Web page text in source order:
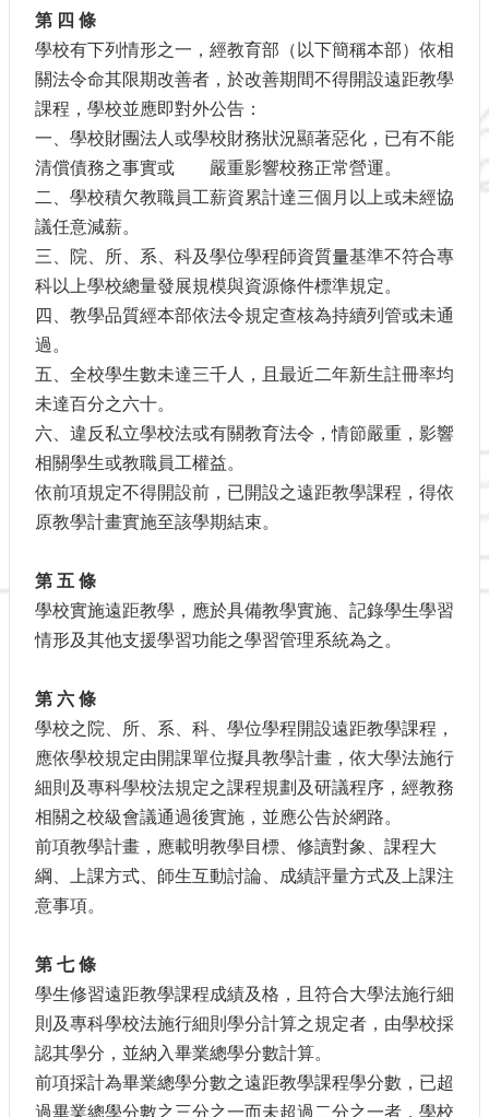
第 四 條
學校有下列情形之一，經教育部（以下簡稱本部）依相
關法令命其限期改善者，於改善期間不得開設遠距教學
課程，學校並應即對外公告：
一、學校財團法人或學校財務狀況顯著惡化，已有不能
清償債務之事實或 嚴重影響校務正常營運。
二、學校積欠教職員工薪資累計達三個月以上或未經協
議任意減薪。
三、院、所、系、科及學位學程師資質量基準不符合專
科以上學校總量發展規模與資源條件標準規定。
四、教學品質經本部依法令規定查核為持續列管或未通
過。
五、全校學生數未達三千人，且最近二年新生註冊率均
未達百分之六十。
六、違反私立學校法或有關教育法令，情節嚴重，影響
相關學生或教職員工權益。
依前項規定不得開設前，已開設之遠距教學課程，得依
原教學計畫實施至該學期結束。
第 五 條
學校實施遠距教學，應於具備教學實施、記錄學生學習
情形及其他支援學習功能之學習管理系統為之。
第 六 條
學校之院、所、系、科、學位學程開設遠距教學課程，
應依學校規定由開課單位擬具教學計畫，依大學法施行
細則及專科學校法規定之課程規劃及研議程序，經教務
相關之校級會議通過後實施，並應公告於網路。
前項教學計畫，應載明教學目標、修讀對象、課程大
綱、上課方式、師生互動討論、成績評量方式及上課注
意事項。
第 七 條
學生修習遠距教學課程成績及格，且符合大學法施行細
則及專科學校法施行細則學分計算之規定者，由學校採
認其學分，並納入畢業總學分數計算。
前項採計為畢業總學分數之遠距教學課程學分數，已超
過畢業總學分數之三分之一而未超過二分之一者，學校